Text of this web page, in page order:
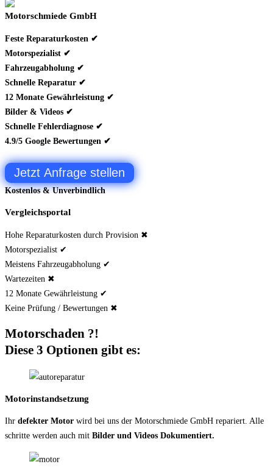
Motorschmiede GmbH
Feste Reparaturkosten ✔
Motorspezialist ✔
Fahrzeugabholung ✔
Schnelle Reparatur ✔
12 Monate Gewährleistung ✔
Bilder & Videos ✔
Schnelle Fehlerdiagnose ✔
4.9/5 Google Bewertungen ✔
Jetzt Anfrage stellen
Kostenlos & Unverbindlich
Vergleichsportal
Hohe Reparaturkosten durch Provision ✖
Motorspezialist ✔
Meistens Fahrzeugabholung ✔
Wartezeiten ✖
12 Monate Gewährleistung ✔
Keine Prüfung / Bewertungen ✖
Motorschaden ?!
Diese 3 Optionen gibt es:
Motorinstandsetzung
Ihr defekter Motor wird bei uns der Motorschmiede GmbH repariert. Alle
schritte werden auch mit Bilder und Videos Dokumentiert.